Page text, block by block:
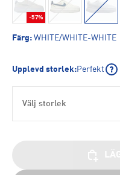
-57%
Färg: WHITE/WHITE-WHITE
Upplevd storlek:Perfekt
Välj storlek